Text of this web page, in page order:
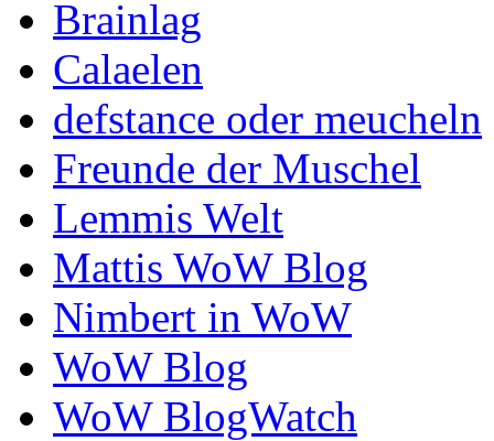
Brainlag
Calaelen
defstance oder meucheln
Freunde der Muschel
Lemmis Welt
Mattis WoW Blog
Nimbert in WoW
WoW Blog
WoW BlogWatch